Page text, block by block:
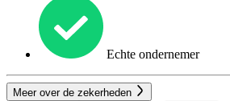
Echte ondernemer
Meer over de zekerheden